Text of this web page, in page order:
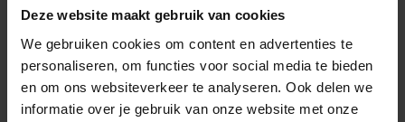
Deze website maakt gebruik van cookies
We gebruiken cookies om content en advertenties te
personaliseren, om functies voor social media te bieden
en om ons websiteverkeer te analyseren. Ook delen we
informatie over je gebruik van onze website met onze